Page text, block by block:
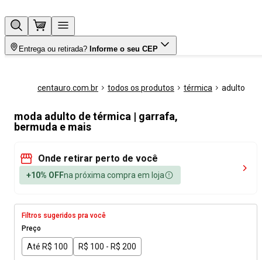
Entrega ou retirada? Informe o seu CEP
centauro.com.br todos os produtos térmica adulto
moda adulto de térmica | garrafa,
bermuda e mais
Onde retirar perto de você
+10% OFFna próxima compra em loja
Filtros sugeridos pra você
Preço
Até R$ 100 R$ 100 - R$ 200